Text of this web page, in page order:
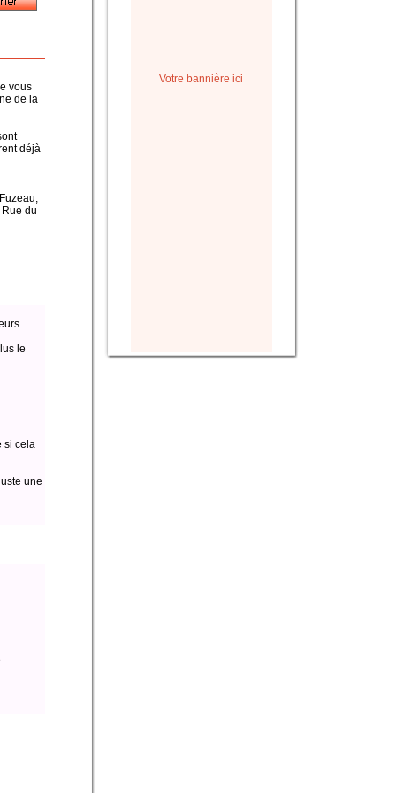
vous
de la
déjà
du
le
si cela
une
Votre bannière ici